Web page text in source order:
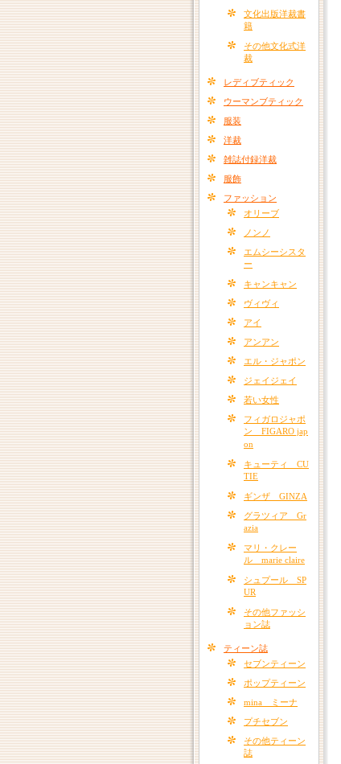
文化出版洋裁書
籍
その他文化式洋
裁
レディブティック
ウーマンブティック
服装
洋裁
雑誌付録洋裁
服飾
ファッション
オリーブ
ノンノ
エムシーシスタ
ー
キャンキャン
ヴィヴィ
アイ
アンアン
エル・ジャポン
ジェイジェイ
若い女性
フィガロジャポ
ン FIGARO jap
on
キューティ CU
TIE
ギンザ GINZA
グラツィア Gr
azia
マリ・クレー
ル marie claire
シュプール SP
UR
その他ファッシ
ョン誌
ティーン誌
セブンティーン
ポップティーン
mina ミーナ
プチセブン
その他ティーン
誌